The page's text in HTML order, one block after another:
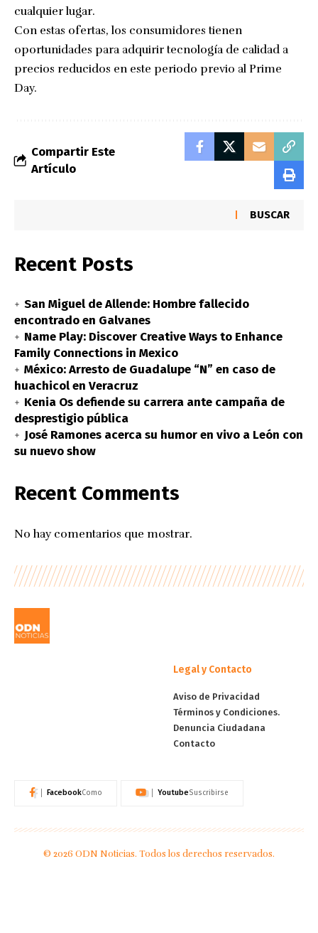
cualquier lugar.
Con estas ofertas, los consumidores tienen
oportunidades para adquirir tecnología de calidad a
precios reducidos en este periodo previo al Prime
Day.
Compartir Este
Artículo
BUSCAR
Recent Posts
San Miguel de Allende: Hombre fallecido
encontrado en Galvanes
Name Play: Discover Creative Ways to Enhance
Family Connections in Mexico
México: Arresto de Guadalupe “N” en caso de
huachicol en Veracruz
Kenia Os defiende su carrera ante campaña de
desprestigio pública
José Ramones acerca su humor en vivo a León con
su nuevo show
Recent Comments
No hay comentarios que mostrar.
Legal y Contacto
Aviso de Privacidad
Términos y Condiciones.
Denuncia Ciudadana
Contacto
FacebookComo YoutubeSuscribirse
© 2026 ODN Noticias. Todos los derechos reservados.